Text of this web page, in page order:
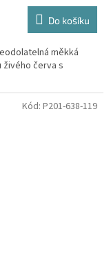
Do košíku
měkká
červa s
Kód: P201-638-119